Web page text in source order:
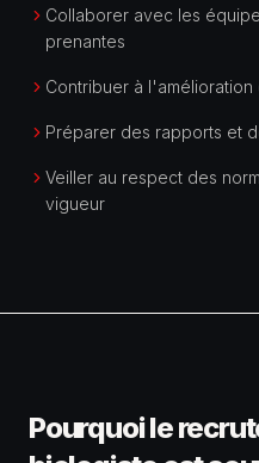
Collaborer avec les
prenantes
Contribuer à
Préparer des rapports et
Veiller au respect des
vigueur
Pourquoi le